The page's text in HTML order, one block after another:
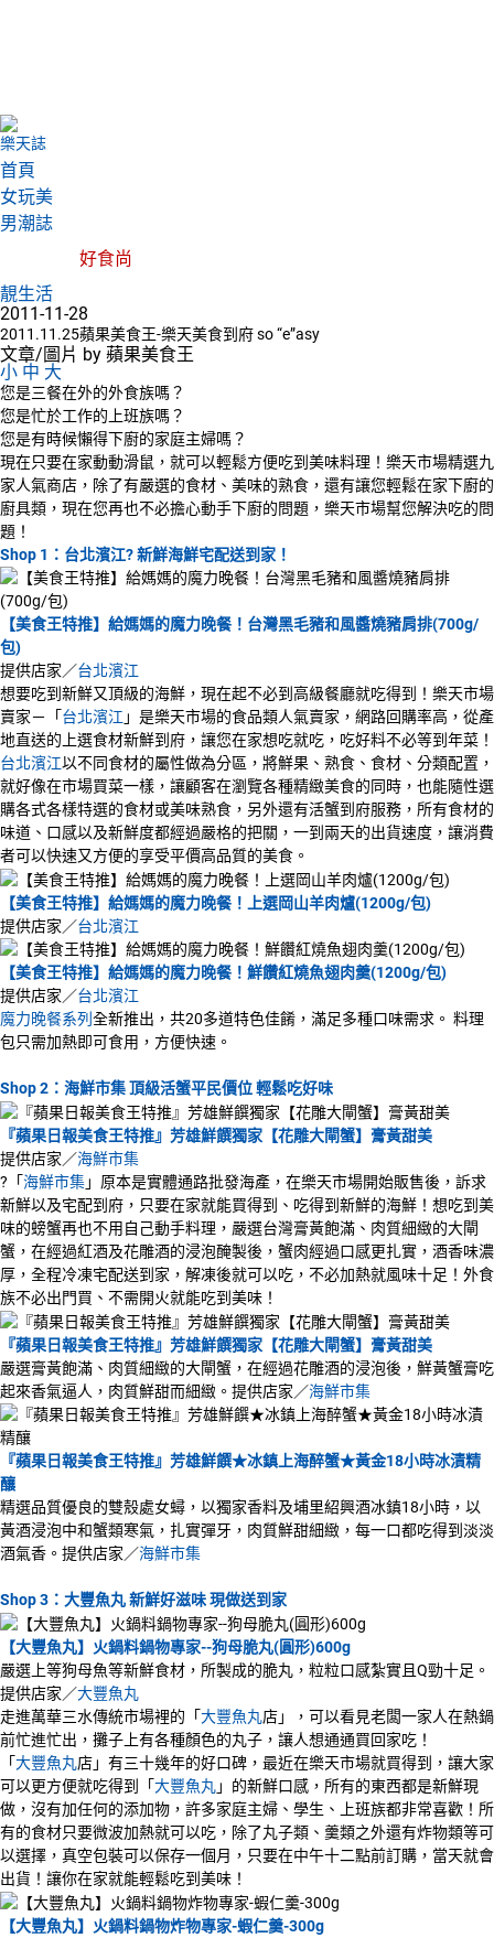
樂天誌
首頁
女玩美
男潮誌
好食尚
靚生活
2011-11-28
2011.11.25蘋果美食王-樂天美食到府 so “e”asy
文章/圖片 by 蘋果美食王
小 中 大
您是三餐在外的外食族嗎？
您是忙於工作的上班族嗎？
您是有時候懶得下廚的家庭主婦嗎？
現在只要在家動動滑鼠，就可以輕鬆方便吃到美味料理！樂天市場精選九
家人氣商店，除了有嚴選的食材、美味的熟食，還有讓您輕鬆在家下廚的
廚具類，現在您再也不必擔心動手下廚的問題，樂天市場幫您解決吃的問
題！
Shop 1：台北濱江? 新鮮海鮮宅配送到家！
【美食王特推】給媽媽的魔力晚餐！台灣黑毛豬和風醬燒豬肩排(700g/
包)
提供店家／台北濱江
想要吃到新鮮又頂級的海鮮，現在起不必到高級餐廳就吃得到！樂天市場
賣家－「 台北濱江 」是樂天市場的食品類人氣賣家，網路回購率高，從產
地直送的上選食材新鮮到府，讓您在家想吃就吃，吃好料不必等到年菜！
台北濱江以不同食材的屬性做為分區，將鮮果、熟食、食材、分類配置，
就好像在市場買菜一樣，讓顧客在瀏覽各種精緻美食的同時，也能隨性選
購各式各樣特選的食材或美味熟食，另外還有活蟹到府服務，所有食材的
味道、口感以及新鮮度都經過嚴格的把關，一到兩天的出貨速度，讓消費
者可以快速又方便的享受平價高品質的美食。
【美食王特推】給媽媽的魔力晚餐！上選岡山羊肉爐(1200g/包)
提供店家／台北濱江
【美食王特推】給媽媽的魔力晚餐！鮮饡紅燒魚翅肉羹(1200g/包)
提供店家／台北濱江
魔力晚餐系列 全新推出，共20多道特色佳餚，滿足多種口味需求。 料理
包只需加熱即可食用，方便快速。
Shop 2：海鮮市集 頂級活蟹平民價位 輕鬆吃好味
『蘋果日報美食王特推』芳雄鮮饌獨家【花雕大閘蟹】膏黃甜美
提供店家／海鮮市集
?「海鮮市集」原本是實體通路批發海產，在樂天市場開始販售後，訴求
新鮮以及宅配到府，只要在家就能買得到、吃得到新鮮的海鮮！想吃到美
味的螃蟹再也不用自己動手料理，嚴選台灣膏黃飽滿、肉質細緻的大閘
蟹，在經過紅酒及花雕酒的浸泡醃製後，蟹肉經過口感更扎實，酒香味濃
厚，全程冷凍宅配送到家，解凍後就可以吃，不必加熱就風味十足！外食
族不必出門買、不需開火就能吃到美味！
『蘋果日報美食王特推』芳雄鮮饌獨家【花雕大閘蟹】膏黃甜美
嚴選膏黃飽滿、肉質細緻的大閘蟹，在經過花雕酒的浸泡後，鮮黃蟹膏吃
起來香氣逼人，肉質鮮甜而細緻。提供店家／海鮮市集
『蘋果日報美食王特推』芳雄鮮饌★冰鎮上海醉蟹★黃金18小時冰漬精
釀
精選品質優良的雙殼處女蟳，以獨家香料及埔里紹興酒冰鎮18小時，以
黃酒浸泡中和蟹類寒氣，扎實彈牙，肉質鮮甜細緻，每一口都吃得到淡淡
酒氣香。提供店家／海鮮市集
Shop 3：大豐魚丸 新鮮好滋味 現做送到家
【大豐魚丸】火鍋料鍋物專家--狗母脆丸(圓形)600g
嚴選上等狗母魚等新鮮食材，所製成的脆丸，粒粒口感紮實且Q勁十足。
提供店家／大豐魚丸
走進萬華三水傳統市場裡的「大豐魚丸店」，可以看見老闆一家人在熱鍋
前忙進忙出，攤子上有各種顏色的丸子，讓人想通通買回家吃！
「大豐魚丸店」有三十幾年的好口碑，最近在樂天市場就買得到，讓大家
可以更方便就吃得到「大豐魚丸」的新鮮口感，所有的東西都是新鮮現
做，沒有加任何的添加物，許多家庭主婦、學生、上班族都非常喜歡！所
有的食材只要微波加熱就可以吃，除了丸子類、羹類之外還有炸物類等可
以選擇，真空包裝可以保存一個月，只要在中午十二點前訂購，當天就會
出貨！讓你在家就能輕鬆吃到美味！
【大豐魚丸】火鍋料鍋物炸物專家-蝦仁羹-300g